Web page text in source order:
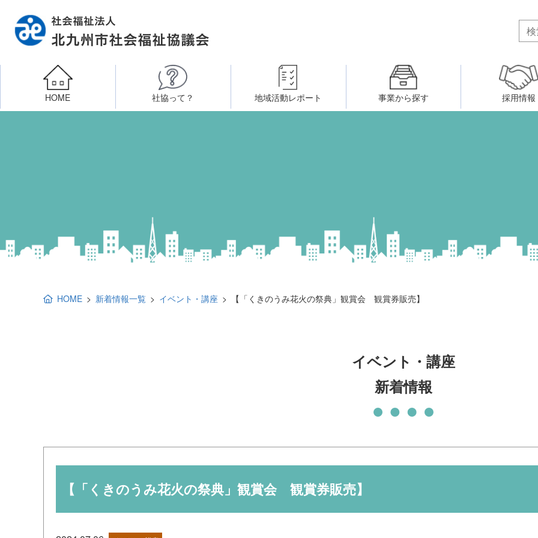
HOME 社協って？
八幡東区事務所 八幡西区事務所 戸畑区事務所
地域活動レポート
その他
事業から探す
知りたい・学びたい
地域福祉活動計画 研修事業 発刊物
採用情報
HOME 新着情報一覧 イベント・講座 【「くきのうみ花火の祭典」観賞会 観賞券販売】
イベント・講座
新着情報
【「くきのうみ花火の祭典」観賞会 観賞券販売】